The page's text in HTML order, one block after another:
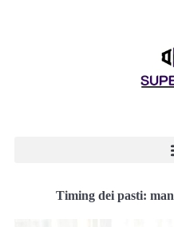
Timing dei pasti: